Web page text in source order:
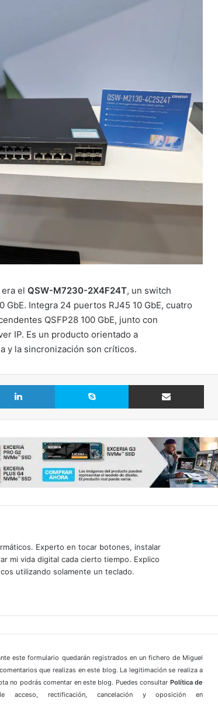
el QSW-M7230-2X4F24T, un switch
Integra 24 puertos RJ45 10 GbE, cuatro
QSFP28 100 GbE, junto con
IP. Es un producto orientado a
y la sincronización son críticos.
LinkedIn Skype Comparte vía Email
Experto en tocar botones, instalar
mi vida digital cada cierto tiempo. Explico
utilizando solamente un teclado.
este formulario quedarán registrados en un fichero de Miguel
que realizas en este blog. La legitimación se realiza a
no podrás comentar en este blog. Puedes consultar Política de
rectificación, cancelación y oposición en